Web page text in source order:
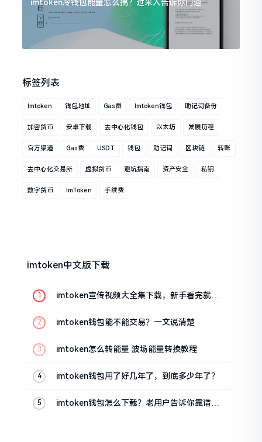
imtoken冷钱包能量怎么搞？过来人告诉你门道
标签列表
Imtoken 钱包地址 Gas费 Imtoken钱包 助记词备份
加密货币 安卓下载 去中心化钱包 以太坊 发展历程
官方渠道 Gas费 USDT 钱包 助记词 区块链 转账
去中心化交易所 虚拟货币 避坑指南 资产安全 私钥
数字货币 ImToken 手续费
imtoken中文版下载
imtoken宣传视频大全集下载，新手看完就懂
imtoken钱包能不能交易？一文说清楚
imtoken怎么转能量 波场能量转换教程
imtoken钱包用了好几年了，到底多少年了？
imtoken钱包怎么下载？老用户告诉你靠谱渠